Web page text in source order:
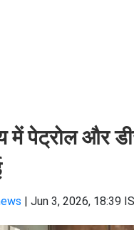
में पेट्रोल और
| Jun 3, 2026, 18:39